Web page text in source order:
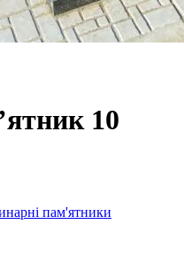
10
пам'ятники